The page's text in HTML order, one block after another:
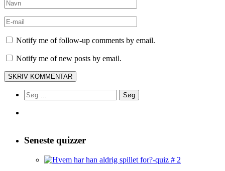
Notify me of follow-up comments by email.
Notify me of new posts by email.
Søg
efter:
Seneste quizzer